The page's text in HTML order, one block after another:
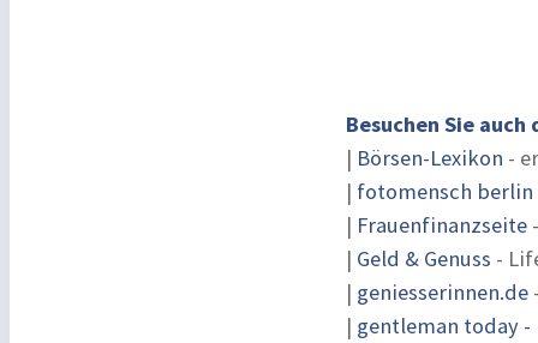
Besuchen Sie
| Börsen-Lexikon -
| fotomensch berlin
| Frauenfinanzseite
| Geld & Genuss -
| geniesserinnen.de
| gentleman today -